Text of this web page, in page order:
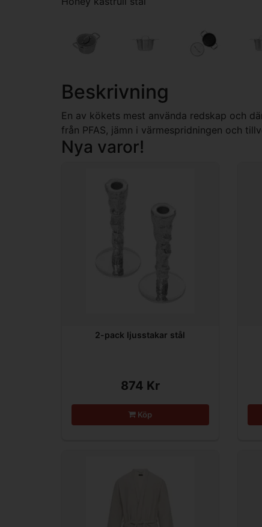
Beskrivning
En av kökets mest använda redskap och
från PFAS, jämn i värmespridningen och
Nya varor!
2-pack ljusstakar stål
874 Kr
Köp